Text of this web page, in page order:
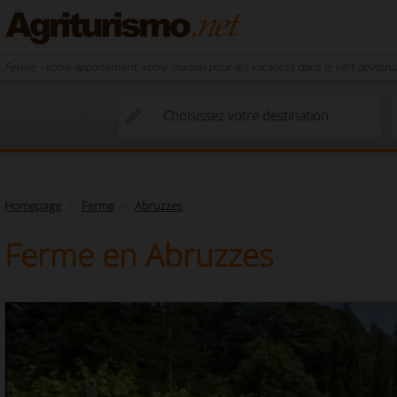
Ferme - votre appartement, votre maison pour les vacances dans le vert
Homepage Ferme Abruzzes
Ferme en Abruzzes